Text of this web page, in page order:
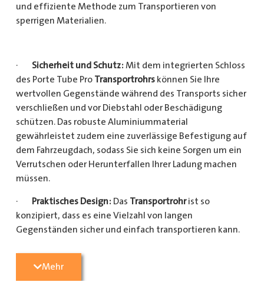
und effiziente Methode zum Transportieren von
sperrigen Materialien.
· Sicherheit und Schutz: Mit dem integrierten Schloss
des Porte Tube Pro Transportrohrskönnen Sie Ihre
wertvollen Gegenstände während des Transports sicher
verschließen und vor Diebstahl oder Beschädigung
schützen. Das robuste Aluminiummaterial
gewährleistet zudem eine zuverlässige Befestigung auf
dem Fahrzeugdach, sodass Sie sich keine Sorgen um ein
Verrutschen oder Herunterfallen Ihrer Ladung machen
müssen.
· Praktisches Design: Das Transportrohrist so
konzipiert, dass es eine Vielzahl von langen
Gegenständen sicher und einfach transportieren kann.
Kunststoffrohre für den Sanitärbereich oder Holzlatten
für den Bau benötigen, dieses
Mehr